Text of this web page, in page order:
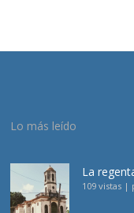
Lo más leído
La
109 vistas |